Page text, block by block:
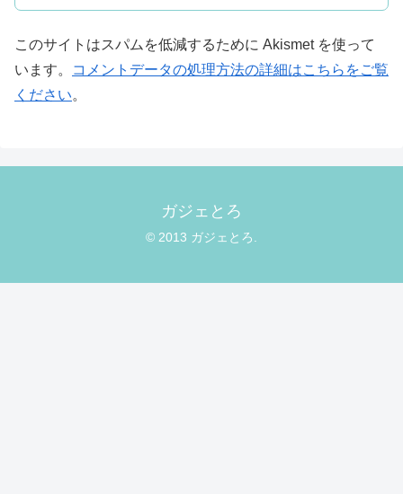
このサイトはスパムを低減するために Akismet を使って
います。
コメントデータの処理方法の詳細はこちらをご覧
ください。
ガジェとろ
© 2013 ガジェとろ.